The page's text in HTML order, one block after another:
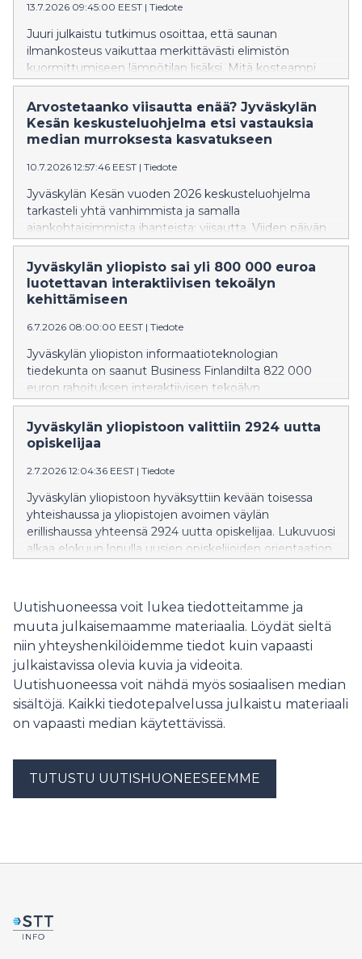
13.7.2026 09:45:00 EEST | Tiedote
Juuri julkaistu tutkimus osoittaa, että saunan
ilmankosteus vaikuttaa merkittävästi elimistön
kuormittumiseen lämpötilan lisäksi. Mitä kosteampi
sauna on, sitä voimakkaammin syke ja kehon lämpötila
nousevat.
Arvostetaanko viisautta enää? Jyväskylän
Kesän keskusteluohjelma etsi vastauksia
median murroksesta kasvatukseen
10.7.2026 12:57:46 EEST | Tiedote
Jyväskylän Kesän vuoden 2026 keskusteluohjelma
tarkasteli yhtä vanhimmista ja samalla
ajankohtaisimmista ihanteista: viisautta. Viiden päivän
aikana keskusteluissa kysyttiin, miltä viisaus näyttää
aikana, jolloin huomiosta kilpaillaan
ennennäkemättömällä voimalla, tekoäly muuttaa
ajatteluamme ja yhteiskunnallinen keskustelu hakee
Jyväskylän yliopisto sai yli 800 000 euroa
luotettavan interaktiivisen tekoälyn
kehittämiseen
6.7.2026 08:00:00 EEST | Tiedote
Jyväskylän yliopiston informaatioteknologian
tiedekunta on saanut Business Finlandilta 822 000
euron rahoituksen interaktiivisen tekoälyn
kehittämiseen. Hankkeessa luodaan luotettavampia ja
paremmin ihmisten kanssa yhteistyöhön kykeneviä
tekoälyjärjestelmiä sekä valmistellaan teknologiaa
Jyväskylän yliopistoon valittiin 2924 uutta
opiskelijaa
2.7.2026 12:04:36 EEST | Tiedote
Jyväskylän yliopistoon hyväksyttiin kevään toisessa
yhteishaussa ja yliopistojen avoimen väylän
erillishaussa yhteensä 2924 uutta opiskelijaa. Lukuvuosi
alkaa elokuun lopulla uusien opiskelijoiden orientaation
Uutishuoneessa voit lukea tiedotteitamme ja
muuta julkaisemaamme materiaalia. Löydät sieltä
niin yhteyshenkilöidemme tiedot kuin vapaasti
julkaistavissa olevia kuvia ja videoita.
Uutishuoneessa voit nähdä myös sosiaalisen median
sisältöjä. Kaikki tiedotepalvelussa julkaistu materiaali
on vapaasti median käytettävissä.
TUTUSTU UUTISHUONEESEEMME